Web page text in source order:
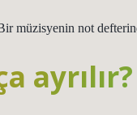
müzisyenin not
ayrılır?